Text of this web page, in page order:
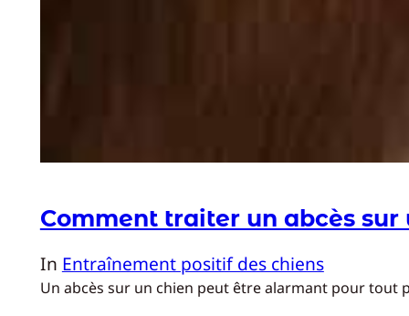
Comment traiter un abcès
In Entraînement positif des chiens
Un abcès sur un chien peut être alarmant pour tout